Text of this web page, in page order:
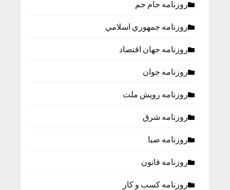
روزنامه جام جم
روزنامه جمهوري اسلامي
روزنامه جهان اقتصاد
روزنامه جوان
روزنامه رویش ملت
روزنامه شرق
روزنامه صبا
روزنامه قانون
روزنامه كسب و كار